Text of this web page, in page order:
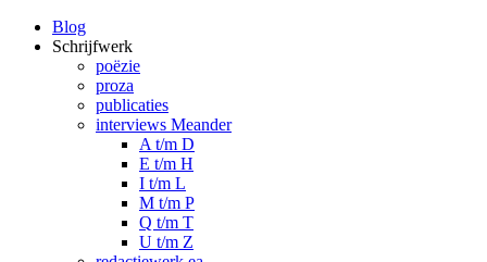
Blog
Schrijfwerk
poëzie
proza
publicaties
interviews Meander
A t/m D
E t/m H
I t/m L
M t/m P
Q t/m T
U t/m Z